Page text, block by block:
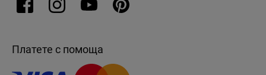
Платете с помоща